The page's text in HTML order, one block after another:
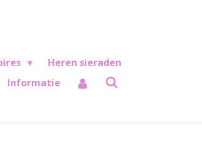
Heren sieraden
Informatie